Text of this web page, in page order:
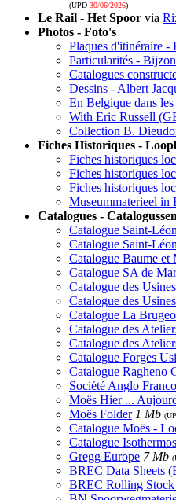
(UPD 30/06/2026)
Le Rail - Het Spoor via
Photos - Foto's
Plaques d'itinéraire -
Particularités -
Catalogues
Dessins - Albert
En Belgique dans
With Eric Russell
Collection B.
Fiches Historiques -
Fiches historiques
Fiches historiques
Fiches historiques
Museummaterieel in
Catalogues - Catalogussen
Catalogue Saint-
Catalogue Saint-
Catalogue Baume et
Catalogue SA de
Catalogue des
Catalogue des
Catalogue La
Catalogue des
Catalogue des
Catalogue Forges
Catalogue Ragheno
Société Anglo
Moës Hier ...
Moës Folder 1 Mb
Catalogue Moës -
Catalogue Isothermos
Gregg Europe 7 Mb
BREC Data Sheets
BREC Rolling